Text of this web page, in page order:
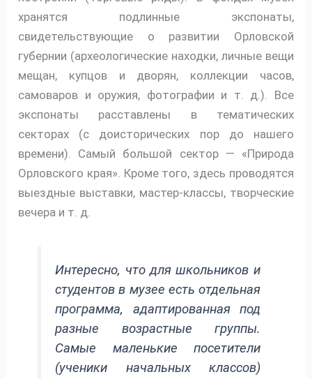
хранятся подлинные экспонаты,
свидетельствующие о развитии Орловской
губернии (археологические находки, личные вещи
мещан, купцов и дворян, коллекции часов,
самоваров и оружия, фотографии и т. д.). Все
экспонаты расставлены в тематических
секторах (с доисторических пор до нашего
времени). Самый большой сектор — «Природа
Орловского края». Кроме того, здесь проводятся
выездные выставки, мастер-классы, творческие
вечера и т. д.
Интересно, что для школьников и
студентов в музее есть отдельная
программа, адаптированная под
разные возрастные группы.
Самые маленькие посетители
(ученики начальных классов)